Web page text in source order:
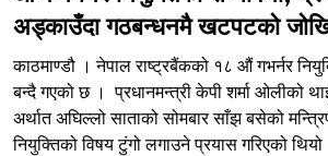
अड्काउँदा गठबन्धनमै खटपटको
काठमाण्डौ । नेपाल राष्ट्रबैंकको १८ औं गभर्नर
बन्दै गएको छ । प्रधानमन्त्री केपी शर्मा ओलीको
अर्थात अघिल्लो साताको सोमबार साँझ बसेको
नियुक्तिको विषय टुंगो लगाउने प्रयास गरिएको